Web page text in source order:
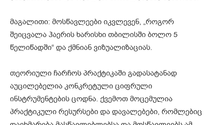
მაგალითი: მოსწავლეები იკვლევენ, „როგორ
შეიცვალა ჰაერის ხარისხი თბილისში ბოლო 5
წელიწადში“ და ქმნიან ვიზუალიზაციას.
თეორიული ჩარჩოს პრაქტიკაში გადასატანად
აუცილებელია კონკრეტული ციფრული
ინსტრუმენტების ცოდნა. ქვემოთ მოცემულია
პრაქტიკული რესურსები და დავალებები, რომლებიც